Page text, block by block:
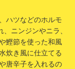
ハツなどのホルモ
ニンジンやニラ、
鰹節を使った和風
炊き風に仕立てる
唐辛子を入れるの